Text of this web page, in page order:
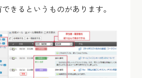
きるというものがあります。